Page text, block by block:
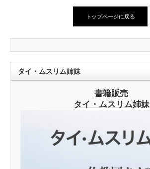
トップページに戻る
タイ・ムスリム姉妹
書籍販売
タイ・ムスリム姉妹